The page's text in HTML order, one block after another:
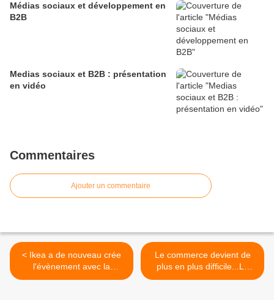
Médias sociaux et développement en
B2B
Medias sociaux et B2B : présentation
en vidéo
Commentaires
Ajouter un commentaire
< Ikea a de nouveau crée
l'évènement avec la
textilerie
Le commerce devient de
plus en plus difficile...La
téléphonie mobile (1) >